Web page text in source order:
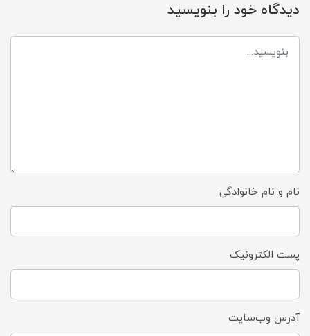
دیدگاه خود را بنویسید
نام و نام خانوادگی
پست الکترونیک
آدرس وب‌سایت